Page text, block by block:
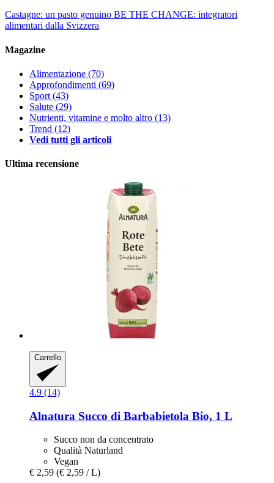
Castagne: un pasto genuino BE THE CHANGE: integratori
alimentari dalla Svizzera
Magazine
Alimentazione (70)
Approfondimenti (69)
Sport (43)
Salute (29)
Nutrienti, vitamine e molto altro (13)
Trend (12)
Vedi tutti gli articoli
Ultima recensione
Carrello
4.9 (14)
Alnatura Succo di Barbabietola Bio, 1 L
Succo non da concentrato
Qualità Naturland
Vegan
€ 2,59 (€ 2,59 / L)